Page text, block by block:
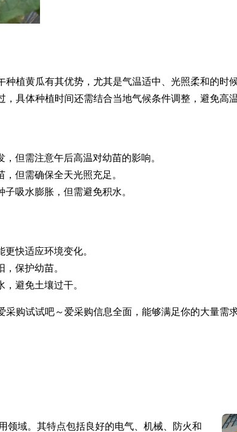
种植黄瓜有其优势，尤其是气温适中、光照柔和的时
具体种植时间还需结合当地气候条件调整，避免高温
但需注意午后高温对幼苗的影响。
，但需确保全天光照充足。
子吸水膨胀，但需避免积水。
更快适应环境变化。
保护幼苗。
，避免土壤过干。
购试试吧～爱采购信息全面，能够满足你的大量需求
领域。其特点包括良好的电气、机械、防火和